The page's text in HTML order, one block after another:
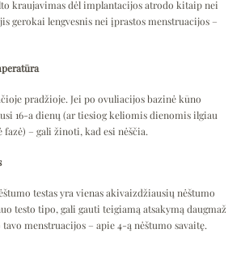
kraujavimas dėl implantacijos atrodo kitaip nei
gerokai lengvesnis nei įprastos menstruacijos –
pradžioje. Jei po ovuliacijos bazinė kūno
16-a dienų (ar tiesiog keliomis dienomis ilgiau
– gali žinoti, kad esi nėščia.
testas yra vienas akivaizdžiausių nėštumo
testo tipo, gali gauti teigiamą atsakymą daugmaž
menstruacijos – apie 4-ą nėštumo savaitę.